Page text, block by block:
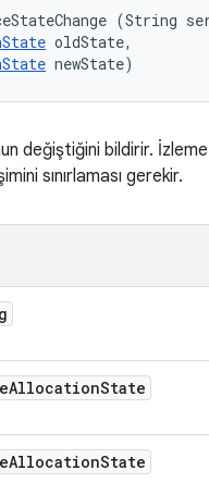
(String
oldState,
newState)
değiştiğini bildirir. İzleme
sınırlaması gerekir.
AllocationState
AllocationState